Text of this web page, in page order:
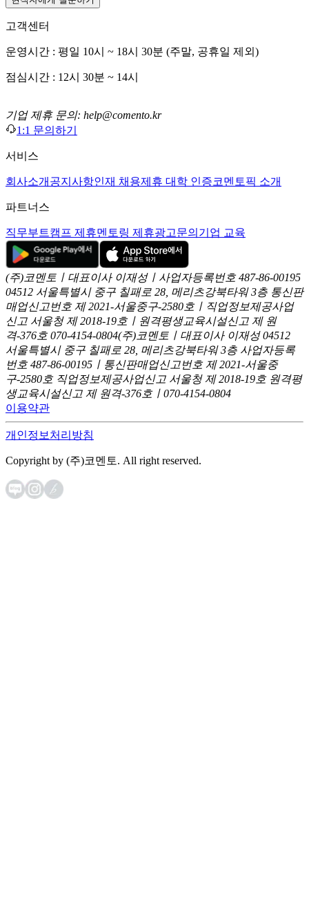
고객센터
운영시간 : 평일 10시 ~ 18시 30분 (주말, 공휴일 제외)
점심시간 : 12시 30분 ~ 14시
기업 제휴 문의: help@comento.kr
1:1 문의하기
서비스
회사소개 공지사항인재 채용제휴 대학 인증코멘토픽 소개
파트너스
직무부트캠프 제휴멘토링 제휴광고문의 기업 교육
(주)코멘토ㅣ대표이사 이재성ㅣ사업자등록번호 487-86-00195
04512 서울특별시 중구 칠패로 28, 메리츠강북타워 3층 통신판
매업신고번호 제 2021-서울중구-2580호ㅣ직업정보제공사업
신고 서울청 제 2018-19호ㅣ원격평생교육시설신고 제 원
격-376호 070-4154-0804(주)코멘토ㅣ대표이사 이재성 04512
서울특별시 중구 칠패로 28, 메리츠강북타워 3층 사업자등록
번호 487-86-00195ㅣ통신판매업신고번호 제 2021-서울중
구-2580호 직업정보제공사업신고 서울청 제 2018-19호 원격평
생교육시설신고 제 원격-376호ㅣ070-4154-0804
이용약관
개인정보처리방침
Copyright by (주)코멘토. All right reserved.